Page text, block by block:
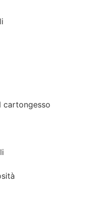
cartongesso